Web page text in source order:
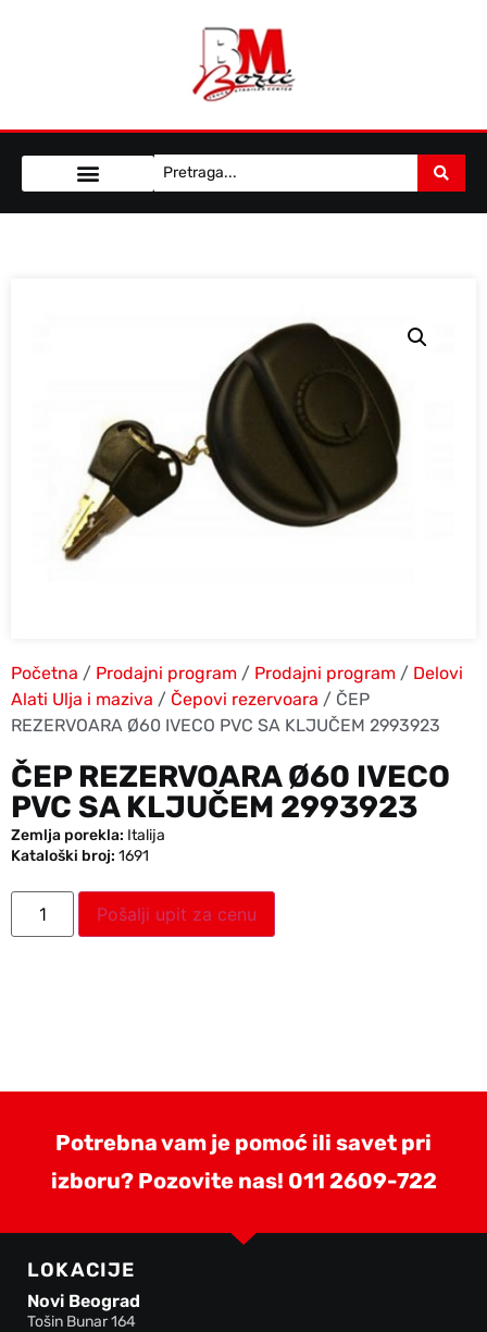
Početna / Prodajni program / Prodajni program / Delovi
Alati Ulja i maziva / Čepovi rezervoara / ČEP
REZERVOARA Ø60 IVECO PVC SA KLJUČEM 2993923
ČEP REZERVOARA Ø60 IVECO
PVC SA KLJUČEM 2993923
Zemlja porekla: Italija
Kataloški broj: 1691
Pošalji upit za cenu
Potrebna vam je pomoć ili savet pri
izboru? Pozovite nas! 011 2609-722
LOKACIJE
Novi Beograd
Tošin Bunar 164